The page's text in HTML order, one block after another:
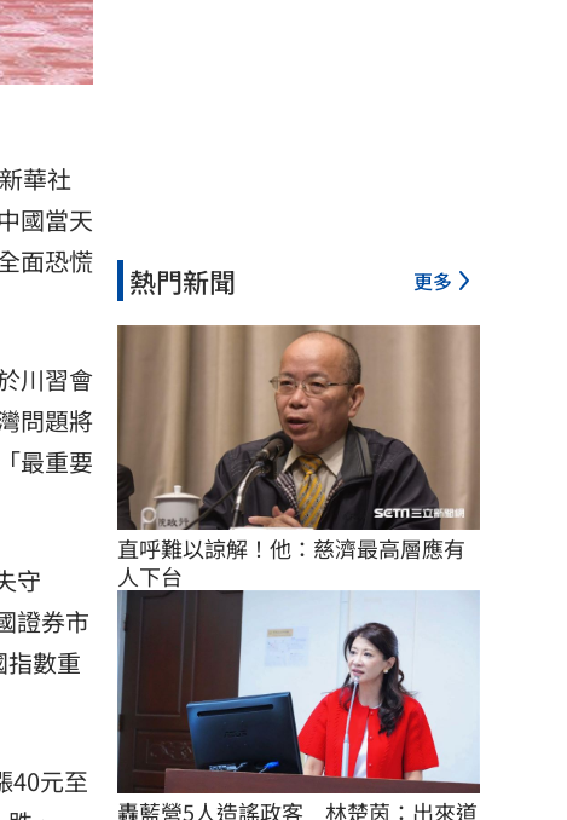
華社
國當天
面恐慌
川習會
問題將
最重要
守
證券市
數重
40元至
熱門新聞 更多
直呼難以諒解！他：慈濟最高層應有
人下台
轟藍營5人造謠政客　林楚茵：出來道